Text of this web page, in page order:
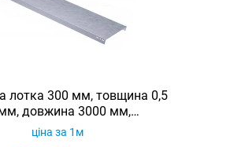
лотка 300 мм, товщина 0,5
довжина 3000 мм,
Eurotray
ціна за 1м